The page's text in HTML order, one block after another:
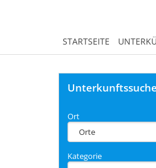
STARTSEITE
Unterkunftssuche
Ort
Kategorie